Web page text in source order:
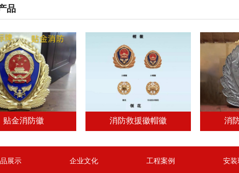
品
贴金消防徽 消防救援徽帽徽 消
展示 企业文化 工程案例 安装